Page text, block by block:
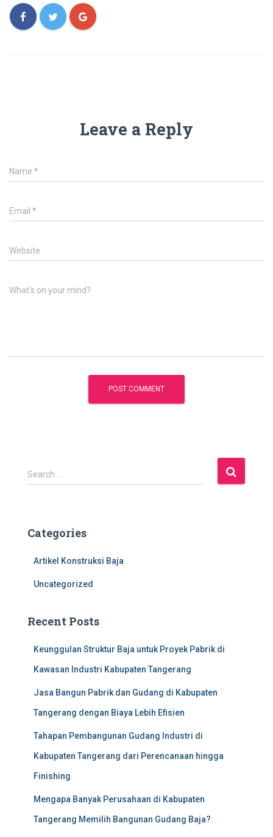
Leave a Reply
Name *
Email *
Website
What's on your mind?
S
e
h
Search …
Categories
Artikel Konstruksi Baja
Uncategorized
Recent Posts
Keunggulan Struktur Baja untuk Proyek Pabrik di
Kawasan Industri Kabupaten Tangerang
Jasa Bangun Pabrik dan Gudang di Kabupaten
Tangerang dengan Biaya Lebih Efisien
Tahapan Pembangunan Gudang Industri di
Kabupaten Tangerang dari Perencanaan hingga
Finishing
Mengapa Banyak Perusahaan di Kabupaten
Tangerang Memilih Bangunan Gudang Baja?